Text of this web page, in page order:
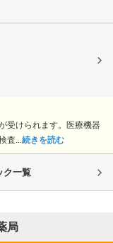
受けられます。医療機器
査...続きを読む
ク一覧
局